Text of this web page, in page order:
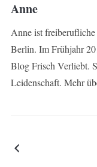
Anne
Anne ist
Berlin. Im Frühjahr
Blog Frisch Verliebt.
Leidenschaft. Mehr